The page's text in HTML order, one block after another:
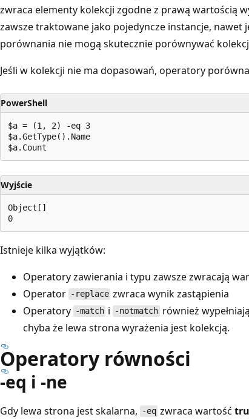
zwraca elementy kolekcji zgodne z prawą wartością
zawsze traktowane jako pojedyncze instancje, nawet
porównania nie mogą skutecznie porównywać
Jeśli w kolekcji nie ma dopasowań, operatory
PowerShell
$a = (1, 2) -eq 3
$a.GetType().Name
Wyjście
Object[]
Istnieje kilka wyjątków:
Operatory zawierania i typu zawsze zwracają
Operator -replace zwraca wynik zastąpienia
Operatory -match i -notmatch również
chyba że lewa strona wyrażenia jest kolekcją.
Operatory równości
-eq i -ne
Gdy lewa strona jest skalarna, -eq zwraca wartość